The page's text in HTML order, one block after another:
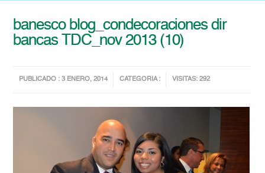
banesco blog_condecoraciones dir
bancas TDC_nov 2013 (10)
PUBLICADO : 3 ENERO, 2014 CATEGORIA : VISITAS: 292